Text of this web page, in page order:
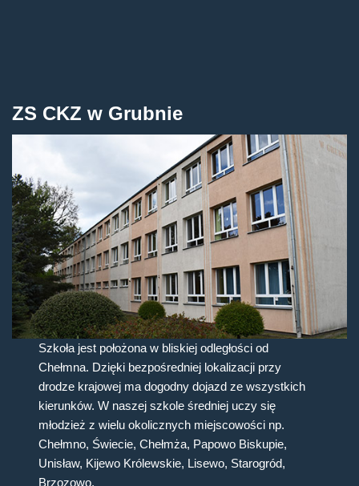
ZS CKZ w Grubnie
Szkoła jest położona w bliskiej odległości od
Chełmna. Dzięki bezpośredniej lokalizacji przy
drodze krajowej ma dogodny dojazd ze wszystkich
kierunków. W naszej szkole średniej uczy się
młodzież z wielu okolicznych miejscowości np.
Chełmno, Świecie, Chełmża, Papowo Biskupie,
Unisław, Kijewo Królewskie, Lisewo, Starogród,
Brzozowo.